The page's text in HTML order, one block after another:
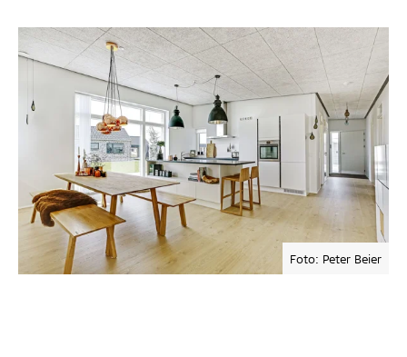
Foto: Peter Beier